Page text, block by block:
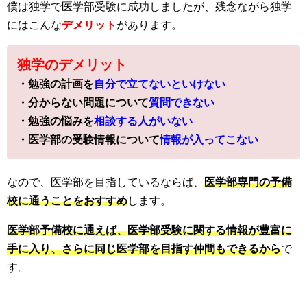
僕は独学で医学部受験に成功しましたが、残念ながら独学
にはこんなデメリット があります。
独学のデメリット
・勉強の計画を自分で立てないといけない
・分からない問題について質問できない
・勉強の悩みを相談する人がいない
・医学部の受験情報について情報が入ってこない
なので、医学部を目指しているならば、 医学部専門の予備
校に通うことをおすすめします。
医学部予備校に通えば、医学部受験に関する情報が豊富に
手に入り、さらに同じ医学部を目指す仲間もできるからで
す。